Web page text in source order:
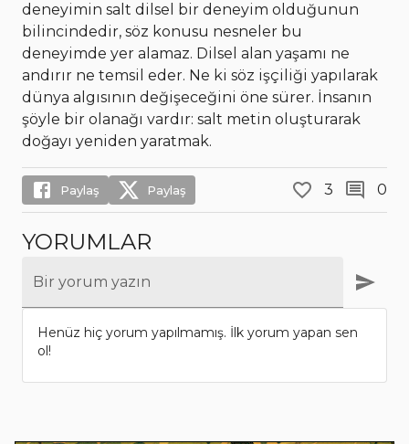
deneyimin salt dilsel bir deneyim olduğunun
bilincindedir, söz konusu nesneler bu
deneyimde yer alamaz. Dilsel alan yaşamı ne
andırır ne temsil eder. Ne ki söz işçiliği yapılarak
dünya algısının değişeceğini öne sürer. İnsanın
şöyle bir olanağı vardır: salt metin oluşturarak
doğayı yeniden yaratmak.
Paylaş Paylaş 3 0
YORUMLAR
Bir yorum yazın
Henüz hiç yorum yapılmamış. İlk yorum yapan sen
ol!